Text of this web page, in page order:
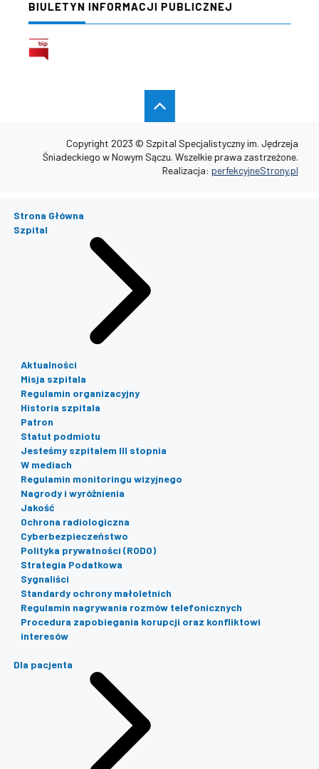
BIULETYN INFORMACJI PUBLICZNEJ
Copyright 2023 © Szpital Specjalistyczny im. Jędrzeja
Śniadeckiego w Nowym Sączu. Wszelkie prawa zastrzeżone.
Realizacja: perfekcyjneStrony.pl
Strona Główna
Szpital
Aktualności
Misja szpitala
Regulamin organizacyjny
Historia szpitala
Patron
Statut podmiotu
Jesteśmy szpitalem III stopnia
W mediach
Regulamin monitoringu wizyjnego
Nagrody i wyróżnienia
Jakość
Ochrona radiologiczna
Cyberbezpieczeństwo
Polityka prywatności (RODO)
Strategia Podatkowa
Sygnaliści
Standardy ochrony małoletnich
Regulamin nagrywania rozmów telefonicznych
Procedura zapobiegania korupcji oraz konfliktowi
interesów
Dla pacjenta